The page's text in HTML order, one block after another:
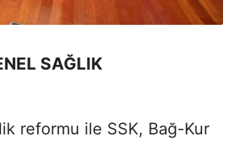
SAĞLIK
reformu ile SSK, Bağ-Kur